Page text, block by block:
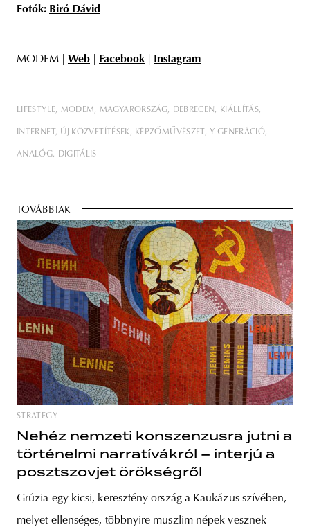
Fotók: Biró Dávid
MODEM | Web Facebook Instagram
LIFESTYLE MODEM MAGYARORSZÁG DEBRECEN KIÁLLÍTÁS
INTERNET ÚJ KÖZVETÍTÉSEK KÉPZŐMŰVÉSZET Y GENERÁCIÓ
ANALÓG DIGITÁLIS
TOVÁBBIAK
STRATEGY
Nehéz nemzeti konszenzusra jutni a
történelmi narratívákról – interjú a
posztszovjet örökségről
Grúzia egy kicsi, keresztény ország a Kaukázus szívében,
melyet ellenséges, többnyire muszlim népek vesznek